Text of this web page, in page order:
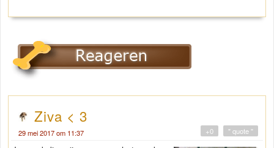
Ziva < 3
29 mei 2017 om 11:37 " quote "
+0